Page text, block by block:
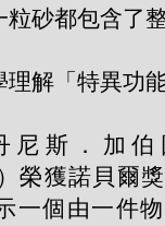
砂都包含了
解「特異功
尼斯．加
榮獲諾貝爾
一個由一件